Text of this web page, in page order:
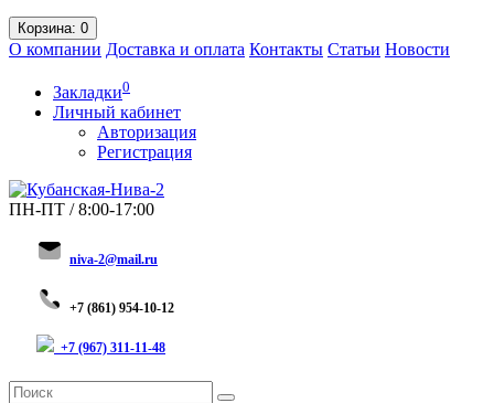
Корзина: 0
О компании Доставка и оплата Контакты Статьи Новости
Закладки0
Личный кабинет
Авторизация
Регистрация
ПН-ПТ / 8:00-17:00
niva-2@mail.ru
+7 (861) 954-10-12
+7 (967) 311-11-48